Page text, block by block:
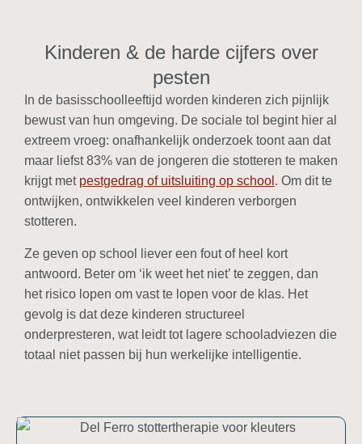
Kinderen & de harde cijfers over
pesten
In de basisschoolleeftijd worden kinderen zich pijnlijk
bewust van hun omgeving. De sociale tol begint hier al
extreem vroeg: onafhankelijk onderzoek toont aan dat
maar liefst 83% van de jongeren die stotteren te maken
krijgt met pestgedrag of uitsluiting op school . Om dit te
ontwijken, ontwikkelen veel kinderen verborgen
stotteren.
Ze geven op school liever een fout of heel kort
antwoord. Beter om ‘ik weet het niet’ te zeggen, dan
het risico lopen om vast te lopen voor de klas. Het
gevolg is dat deze kinderen structureel
onderpresteren, wat leidt tot lagere schooladviezen die
totaal niet passen bij hun werkelijke intelligentie.